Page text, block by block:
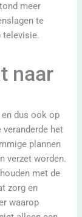
meer
te
televisie.
naar
dus ook op
het
plannen
verzet worden.
met de
zorg en
waarop